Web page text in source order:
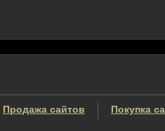
Продажа сайтов Покупка